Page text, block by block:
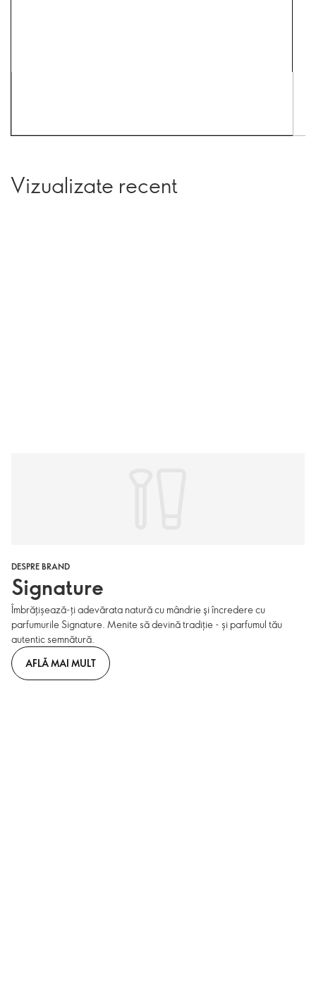
Vizualizate recent
DESPRE BRAND
Signature
Îmbrățișează-ți adevărata natură cu mândrie şi încredere cu
parfumurile Signature. Menite să devină tradiție - și parfumul tău
autentic semnătură.
AFLĂ MAI MULT